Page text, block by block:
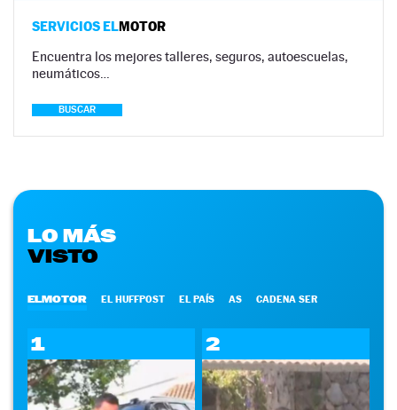
SERVICIOS ELMOTOR
Encuentra los mejores talleres, seguros, autoescuelas,
neumáticos…
BUSCAR
LO MÁS
VISTO
ELMOTOR EL HUFFPOST EL PAÍS AS CADENA SER
1 2